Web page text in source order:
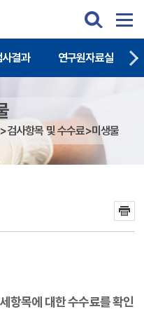
사결과 연구원자료실
검사항목 및 수수료>미생물
항목에 대한 수수료를 확인